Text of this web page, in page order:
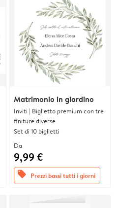
Matrimonio in giardino
Inviti | Biglietto premium con tre
finiture diverse
Set di 10 biglietti
Da
9,99 €
offers Prezzi bassi tutti i giorni